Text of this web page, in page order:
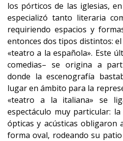
los pórticos de las iglesias,
especializó tanto literaria
requiriendo espacios y
entonces dos tipos distintos:
«teatro a la española». Este
comedias– se origina a
donde la escenografía
lugar en ámbito para la
«teatro a la italiana» se
espectáculo muy particular:
ópticas y acústicas obligaron
forma oval, rodeando su